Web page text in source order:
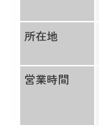
所在地
営業時間